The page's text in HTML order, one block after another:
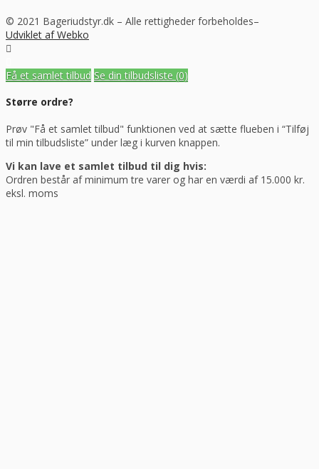
© 2021 Bageriudstyr.dk – Alle rettigheder forbeholdes–
Udviklet af Webko
Få et samlet tilbud Se din tilbudsliste (0)
Større ordre?
Prøv "Få et samlet tilbud" funktionen ved at sætte flueben i “Tilføj
til min tilbudsliste” under læg i kurven knappen.
Vi kan lave et samlet tilbud til dig hvis:
Ordren består af minimum tre varer og har en værdi af 15.000 kr.
eksl. moms